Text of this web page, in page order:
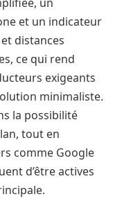
et un indicateur
distances
ce qui rend
exigeants
minimaliste.
la possibilité
tout en
comme Google
d’être actives